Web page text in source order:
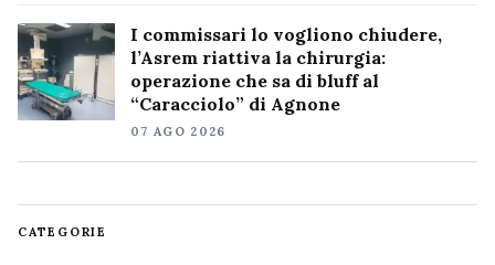
I commissari lo vogliono chiudere,
l’Asrem riattiva la chirurgia:
operazione che sa di bluff al
“Caracciolo” di Agnone
07 AGO 2026
CATEGORIE